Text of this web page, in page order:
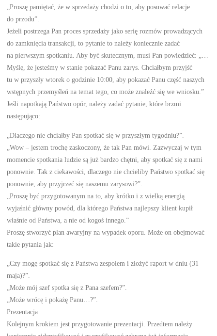
„Proszę pamiętać, że w sprzedaży chodzi o to, aby posuwać relacje
do przodu”.
Jeżeli postrzega Pan proces sprzedaży jako serię rozmów prowadzących
do zamknięcia transakcji, to pytanie to należy koniecznie zadać
na pierwszym spotkaniu. Aby być skutecznym, musi Pan powiedzieć: „…
Myślę, że jesteśmy w stanie pokazać Panu zarys. Chciałbym przyjść
tu w przyszły wtorek o godzinie 10:00, aby pokazać Panu część naszych
wstępnych przemyśleń na temat tego, co może znaleźć się we wniosku.”
Jeśli napotkają Państwo opór, należy zadać pytanie, które brzmi
następująco:
„Dlaczego nie chciałby Pan spotkać się w przyszłym tygodniu?”.
„Wow – jestem trochę zaskoczony, że tak Pan mówi. Zazwyczaj w tym
momencie spotkania ludzie są już bardzo chętni, aby spotkać się z nami
ponownie. Tak z ciekawości, dlaczego nie chcieliby Państwo spotkać się
ponownie, aby przyjrzeć się naszemu zarysowi?”.
„Proszę być przygotowanym na to, aby krótko i z wielką energią
wyjaśnić główny powód, dla którego Państwa najlepszy klient kupił
właśnie od Państwa, a nie od kogoś innego.”
Proszę stworzyć plan awaryjny na wypadek oporu. Może on obejmować
takie pytania jak:
„Czy mogę spotkać się z Państwa zespołem i złożyć raport w dniu (31
maja)?”.
„Może mój szef spotka się z Pana szefem?”.
„Może wrócę i pokażę Panu…?”.
Prezentacja
Kolejnym krokiem jest przygotowanie prezentacji. Przedtem należy